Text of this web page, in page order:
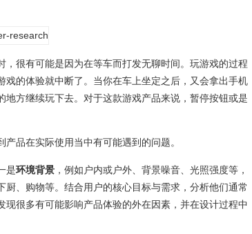
很有可能是因为在等车而打发无聊时间。玩游戏的过程
的体验就中断了。当你在车上坐定之后，又会拿出手机
方继续玩下去。对于这款游戏产品来说，暂停按钮或是
品在实际使用当中有可能遇到的问题。
是环境背景 ，例如户内或户外、背景噪音、光照强度等，
厨、购物等。结合用户的核心目标与需求，分析他们通常
很多有可能影响产品体验的外在因素，并在设计过程中